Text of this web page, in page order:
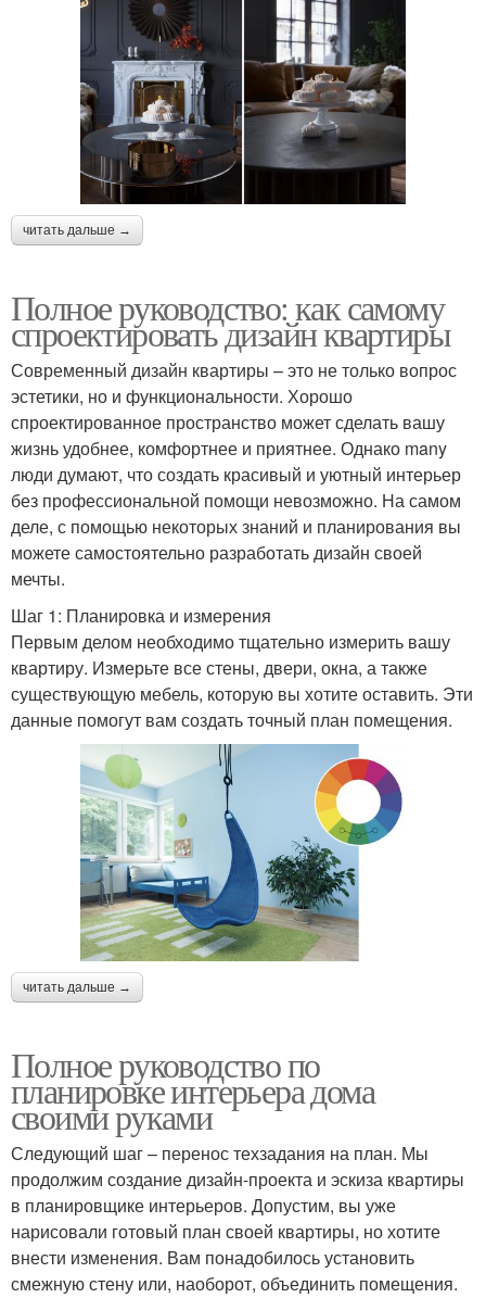
читать дальше →
Полное руководство: как самому
спроектировать дизайн квартиры
Современный дизайн квартиры – это не только вопрос
эстетики, но и функциональности. Хорошо
спроектированное пространство может сделать вашу
жизнь удобнее, комфортнее и приятнее. Однако many
люди думают, что создать красивый и уютный интерьер
без профессиональной помощи невозможно. На самом
деле, с помощью некоторых знаний и планирования вы
можете самостоятельно разработать дизайн своей
мечты.
Шаг 1: Планировка и измерения
Первым делом необходимо тщательно измерить вашу
квартиру. Измерьте все стены, двери, окна, а также
существующую мебель, которую вы хотите оставить. Эти
данные помогут вам создать точный план помещения.
читать дальше →
Полное руководство по
планировке интерьера дома
своими руками
Следующий шаг – перенос техзадания на план. Мы
продолжим создание дизайн-проекта и эскиза квартиры
в планировщике интерьеров. Допустим, вы уже
нарисовали готовый план своей квартиры, но хотите
внести изменения. Вам понадобилось установить
смежную стену или, наоборот, объединить помещения.